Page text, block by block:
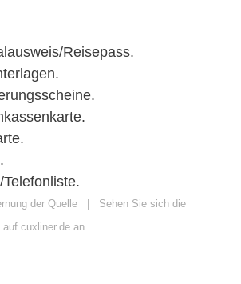
Reisepass.
der Quelle | Sehen Sie sich die
cuxliner.de an